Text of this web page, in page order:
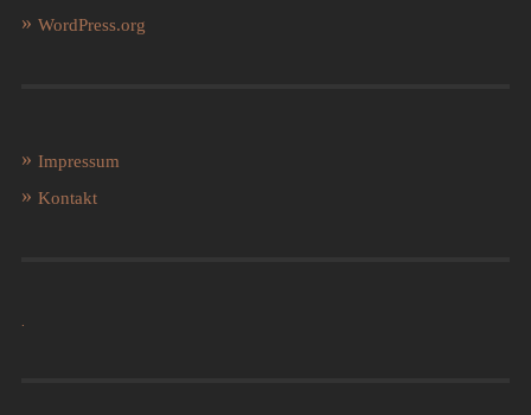
WordPress.org
Impressum
Kontakt
.